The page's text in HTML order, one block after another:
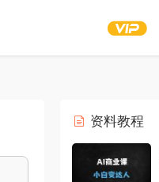
资料教程